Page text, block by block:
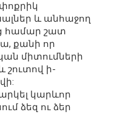
և անհաջող
համար շատ
քանի որ
միտումների
շուտով ի-
կարևոր
ձեզ ու ձեր